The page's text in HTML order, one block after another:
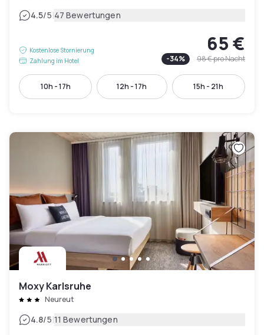
4.5/5|47 Bewertungen
Kostenlose Stornierung
Zahlung im Hotel
65 €
-34% 98 €pro Nacht
10h - 17h 12h - 17h 15h - 21h
Moxy Karlsruhe
Neureut
4.8/5|11 Bewertungen